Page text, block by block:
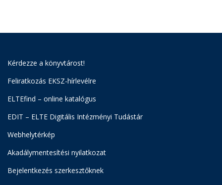
Kérdezze a könyvtárost!
Feliratkozás EKSZ-hírlevélre
ELTEfind – online katalógus
EDIT – ELTE Digitális Intézményi Tudástár
Webhelytérkép
Akadálymentesítési nyilatkozat
Bejelentkezés szerkesztőknek